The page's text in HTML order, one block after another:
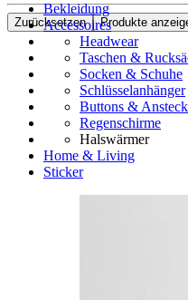
Zurücksetzen Produkte
Bekleidung
Accessoires
Headwear
Taschen &
Socken & Schuhe
Schlüsselanhänger
Buttons &
Regenschirme
Halswärmer
Home & Living
Sticker